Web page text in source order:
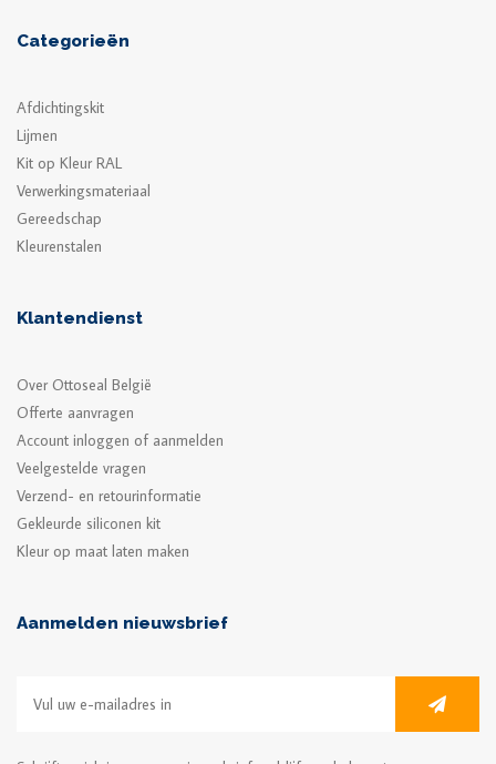
Categorieën
Afdichtingskit
Lijmen
Kit op Kleur RAL
Verwerkingsmateriaal
Gereedschap
Kleurenstalen
Klantendienst
Over Ottoseal België
Offerte aanvragen
Account inloggen of aanmelden
Veelgestelde vragen
Verzend- en retourinformatie
Gekleurde siliconen kit
Kleur op maat laten maken
Aanmelden nieuwsbrief